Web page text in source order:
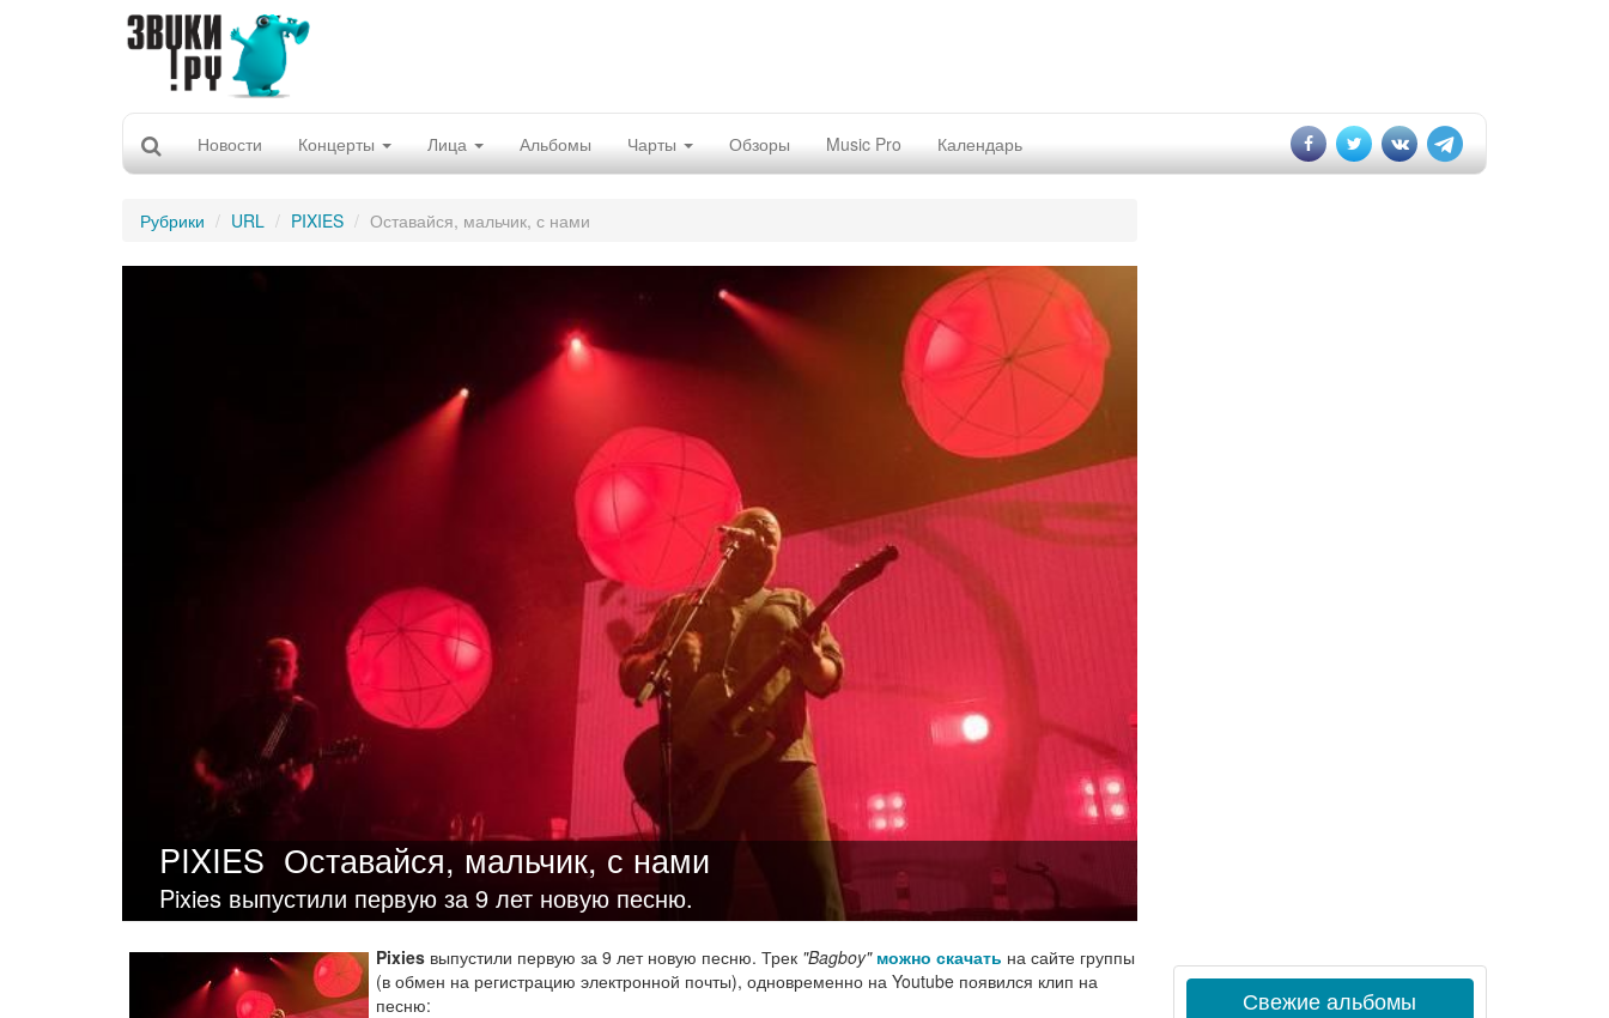
Новости Концерты Лица Альбомы Чарты Обзоры Music Pro Календарь
Рубрики URL PIXIES Оставайся, мальчик, с нами
PIXIES Оставайся, мальчик, с нами
Pixies выпустили первую за 9 лет новую песню.
Pixies выпустили первую за 9 лет новую песню. Трек "Bagboy" можно скачать на сайте группы
(в обмен на регистрацию электронной почты), одновременно на Youtube появился клип на
песню:
Свежие альбомы